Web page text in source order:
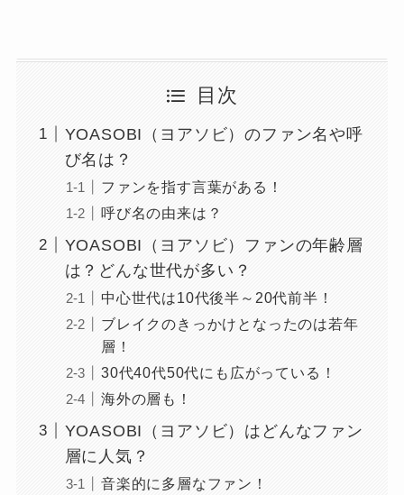
目次
YOASOBI（ヨアソビ）のファン名や呼
び名は？
ファンを指す言葉がある！
呼び名の由来は？
YOASOBI（ヨアソビ）ファンの年齢層
は？どんな世代が多い？
中心世代は10代後半～20代前半！
ブレイクのきっかけとなったのは若年
層！
30代40代50代にも広がっている！
海外の層も！
YOASOBI（ヨアソビ）はどんなファン
層に人気？
音楽的に多層なファン！